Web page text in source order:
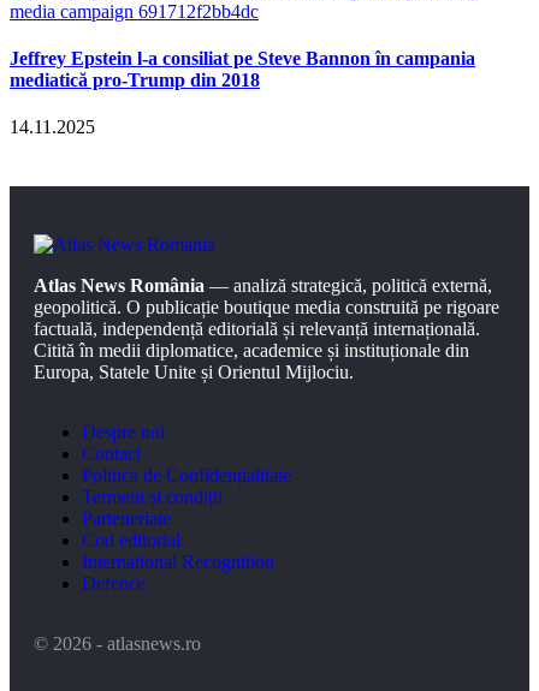
Jeffrey Epstein l-a consiliat pe Steve Bannon în campania
mediatică pro-Trump din 2018
14.11.2025
Atlas News România — analiză strategică, politică externă,
geopolitică. O publicație boutique media construită pe rigoare
factuală, independență editorială și relevanță internațională.
Citită în medii diplomatice, academice și instituționale din
Europa, Statele Unite și Orientul Mijlociu.
Despre noi
Contact
Politica de Confidențialitate
Termeni și condiții
Parteneriate
Cod editorial
International Recognition
Defence
© 2026 - atlasnews.ro